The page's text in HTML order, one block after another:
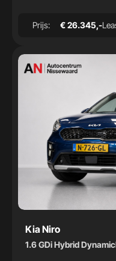
Prijs: € 26.345,-
Kia Niro
1.6 GDi Hybrid